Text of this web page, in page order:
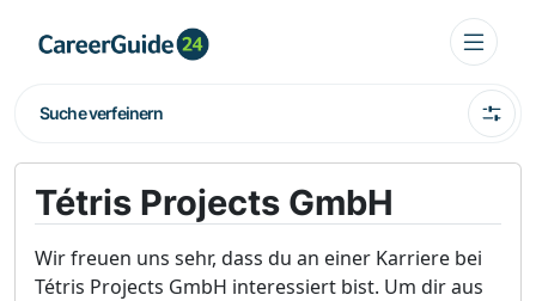
Suche verfeinern
Tétris Projects GmbH
Wir freuen uns sehr, dass du an einer Karriere bei
Tétris Projects GmbH interessiert bist. Um dir aus